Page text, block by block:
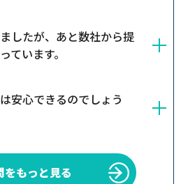
したが、あと数社から提
ています。
安心できるのでしょう
をもっと見る